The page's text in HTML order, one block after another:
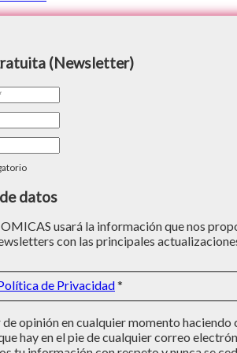
(Newsletter)
datos
usará la información que nos
con las principales
de Privacidad*
opinión en cualquier momento haciendo
hay en el pie de cualquier correo